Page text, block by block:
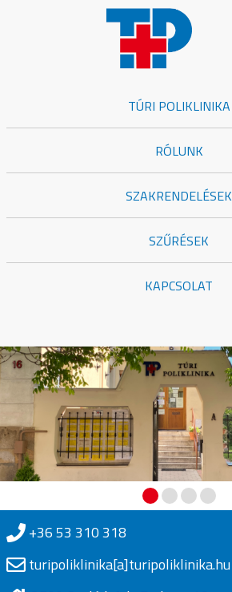
TÚRI POLIKLINIKA
RÓLUNK
SZAKRENDELÉSEK
SZŰRÉSEK
KAPCSOLAT
+36 53 310 318
turipoliklinika[a]turipoliklinika.hu